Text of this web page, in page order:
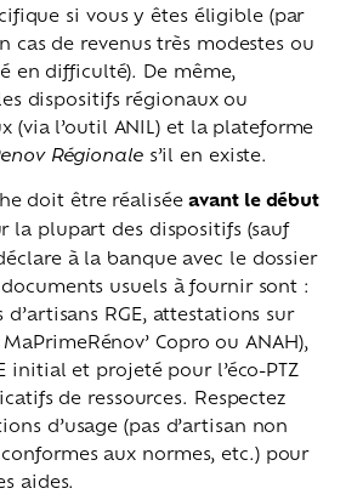
si vous y êtes éligible (par
cas de revenus très modestes ou
en difficulté). De même,
dispositifs régionaux ou
(via l’outil ANIL) et la plateforme
Régionale s’il en existe.
doit être réaliséeavant le début
la plupart des dispositifs (sauf
à la banque avec le dossier
documents usuels à fournir sont :
d’artisans RGE, attestations sur
Copro ou ANAH),
initial et projeté pour l’éco-PTZ
de ressources. Respectez
d’usage (pas d’artisan non
aux normes, etc.) pour
aides.